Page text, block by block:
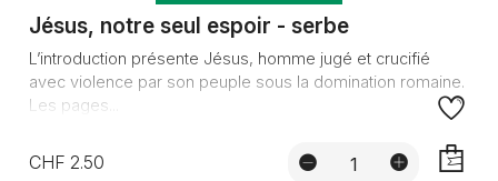
Jésus, notre seul espoir - serbe
L’introduction présente Jésus, homme jugé et crucifié
avec violence par son peuple sous la domination romaine.
Les pages...
CHF 2.50